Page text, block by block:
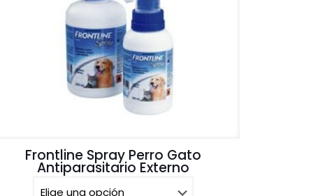
Frontline Spray Perro Gato
Antiparasitario Externo